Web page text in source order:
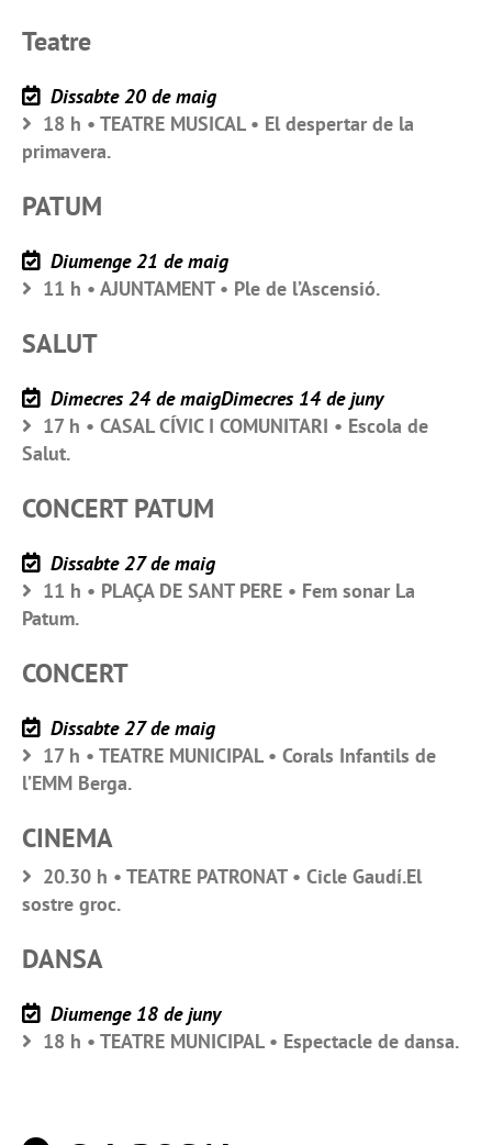
Teatre
Dissabte 20 de maig
18 h • TEATRE MUSICAL • El despertar de la
primavera.
PATUM
Diumenge 21 de maig
11 h • AJUNTAMENT • Ple de l’Ascensió.
SALUT
Dimecres 24 de maigDimecres 14 de juny
17 h • CASAL CÍVIC I COMUNITARI • Escola de
Salut.
CONCERT PATUM
Dissabte 27 de maig
11 h • PLAÇA DE SANT PERE • Fem sonar La
Patum.
CONCERT
Dissabte 27 de maig
17 h • TEATRE MUNICIPAL • Corals Infantils de
l’EMM Berga.
CINEMA
20.30 h • TEATRE PATRONAT • Cicle Gaudí.El
sostre groc.
DANSA
Diumenge 18 de juny
18 h • TEATRE MUNICIPAL • Espectacle de dansa.